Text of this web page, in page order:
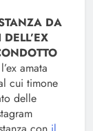
DA
amata
cui timone
delle